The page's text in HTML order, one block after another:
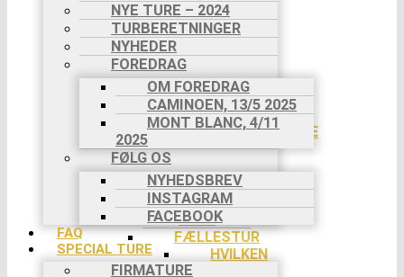
NYE TURE – 2024
TURBERETNINGER
NYHEDER
FOREDRAG
OM FOREDRAG
CAMINOEN, 13/5 2025
MONT BLANC, 4/11
2025
FØLG OS
NYHEDSBREV
INSTAGRAM
FACEBOOK
FAQ
SPECIAL TURE
FIRMATURE
DIN
REJSE TIL
I 2
RATER
DIT
AFREJSEMATERIALE
DIT
NØDNUMMER
HVORDAN
VAR DIN
TUR?
FÆLLESTUR
HVILKEN
TUR?